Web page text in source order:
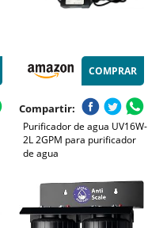
COMPRAR
Compartir:
Purificador de agua UV16W-
2L 2GPM para purificador
de agua